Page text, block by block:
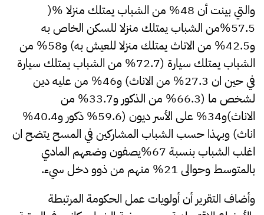
والتي بينت أن 48% من الشباب يمتلك منزلا %(
57.5%من الشباب يمتلك منزلا للسكن الخاص به
و42.5% من الاناث يمتلك منزلا للعيش به) و58% من
الشباب يمتلك سيارة (72.7% من الشباب يمتلك سيارة
في حين ان 27.3% من الاناث) و46% من عليه دين
لشخص ما (66.3% من الذكور و33.7% من
الاناث)و34% على الأسر ديون (59.6% ذكور و40.4%
اناث) وبهذا حسب الشباب المشاركين في المسح يتضح ان
اغلب الشباب بنسبة 67%يصفون وضعهم المادي
بالمتوسط وحوالى 21% منهم من ذوو دخل سيء.
وأضاف التقرير أن أولويات عمل الحكومة المرتبطة